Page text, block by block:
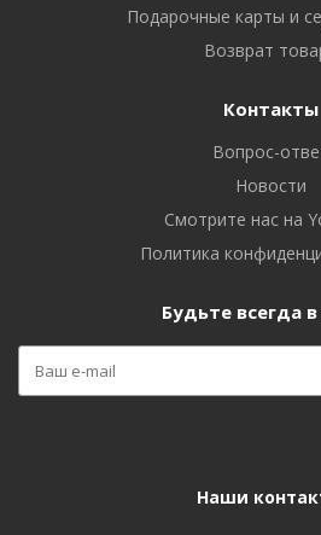
Подарочные карты и
Возврат
Контакты
Вопрос-
Новости
Смотрите нас на
Политика
Будьте всегда в
Наши